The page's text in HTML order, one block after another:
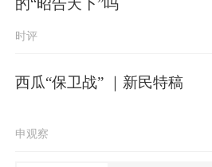
时评
西瓜“保卫战” ｜新民特稿
申观察